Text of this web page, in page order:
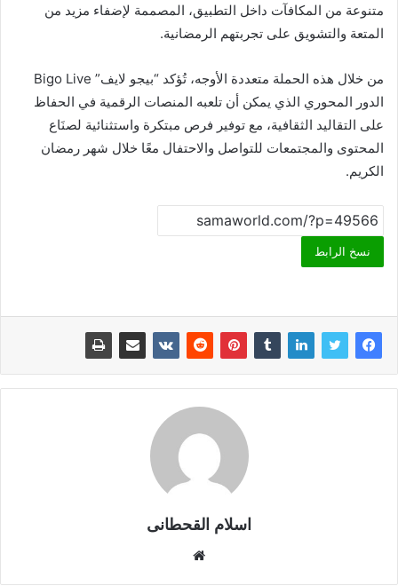
متنوعة من المكافآت داخل التطبيق، المصممة لإضفاء مزيد من
المتعة والتشويق على تجربتهم الرمضانية.
من خلال هذه الحملة متعددة الأوجه، تُؤكد “بيجو لايف” Bigo Live
الدور المحوري الذي يمكن أن تلعبه المنصات الرقمية في الحفاظ
على التقاليد الثقافية، مع توفير فرص مبتكرة واستثنائية لصنَاع
المحتوى والمجتمعات للتواصل والاحتفال معًا خلال شهر رمضان
الكريم.
نسخ الرابط
اسلام القحطانى